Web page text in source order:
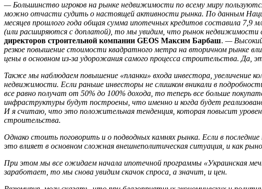
— Большинство игроков на рынке недвижимости по всему миру
можно отчасти судить о настоящей активности рынка. По данным
месяцев прошлого года общая сумма ипотечных кредитов составила
(или расширяются с доплатой), то мы увидим, что рынок недвижимости
директоров строительной компании GEOS Максим Барбаш. — Высокий
резкое повышение стоимости квадратного метра на вторичном рынке
цены в основном из-за удорожания самого процесса строительства. Да,
Также мы наблюдаем повышение «планки» входа инвестора, увеличение
недвижимости. Если раньше инвесторы не слишком вникали в
все равно получат от 50% до 100% дохода, то теперь все больше
инфраструктуры будут построены, что именно и когда будет
И я считаю, что это положительная тенденция, которая повысит
строительства.
Однако стоить поговорить и о подводных камнях рынка. Если в
это влияет в основном сложная внешнеполитическая ситуация, и как
При этом мы все ожидаем начала ипотечной программы «Украинская
заработает, то мы снова увидим скачок спроса, а значит, и цен.